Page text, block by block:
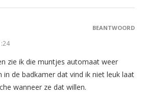
zie ik die muntjes automaat weer
in de badkamer dat vind ik niet leuk laat
wanneer ze dat willen.
BEANTWOORD